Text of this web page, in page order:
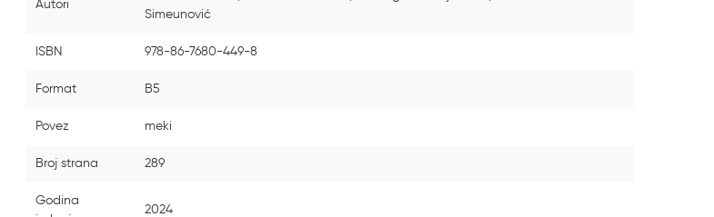
Autori
Simeunović
ISBN 978-86-7680-449-8
Format B5
Povez meki
Broj strana 289
Godina
2024